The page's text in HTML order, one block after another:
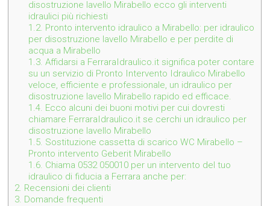
disostruzione lavello Mirabello ecco gli interventi
idraulici più richiesti
1.2. Pronto intervento idraulico a Mirabello: per idraulico
per disostruzione lavello Mirabello e per perdite di
acqua a Mirabello
1.3. Affidarsi a FerraraIdraulico.it significa poter contare
su un servizio di Pronto Intervento Idraulico Mirabello
veloce, efficiente e professionale, un idraulico per
disostruzione lavello Mirabello rapido ed efficace.
1.4. Ecco alcuni dei buoni motivi per cui dovresti
chiamare FerraraIdraulico.it se cerchi un idraulico per
disostruzione lavello Mirabello
1.5. Sostituzione cassetta di scarico WC Mirabello –
Pronto intervento Geberit Mirabello
1.6. Chiama 0532 050010 per un intervento del tuo
idraulico di fiducia a Ferrara anche per:
2. Recensioni dei clienti
3. Domande frequenti